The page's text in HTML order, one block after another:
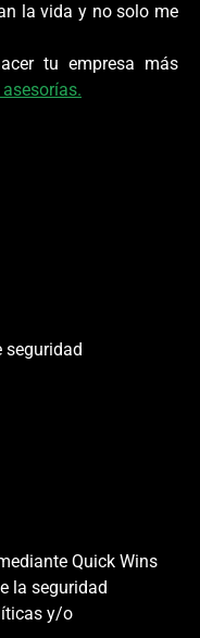
la vida y no solo me
tu empresa más
seguridad
Quick Wins
la seguridad
y/o